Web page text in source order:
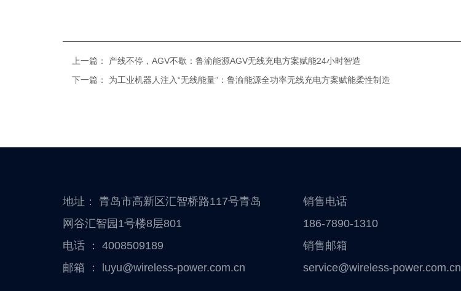
上一篇：
产线不停，AGV不歇：鲁渝能源AGV无线充电方案赋能24小时智造
下一篇：
为工业机器人注入“无线能量”：鲁渝能源全功率无线充电方案赋能柔性制造
地址： 青岛市高新区汇智桥路117号青岛
网谷汇智园1号楼8层801
电话 ： 4008509189
邮箱 ：
luyu@wireless-power.com.cn
销售电话
186-7890-1310
销售邮箱
service@wireless-power.com.cn